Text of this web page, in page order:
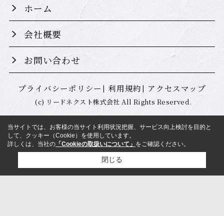
ホーム
会社概要
お問い合わせ
プライバシーポリシー 利用規約 アクセスマップ
(c) リードネクスト株式会社 All Rights Reserved.
当サイトでは、お客様の当サイト利用状況把握、サービス向上検討を目的と
して、クッキー（Cookie）を使用しています。
詳しくは、当社の 「Cookieの取扱いについて」 をご確認ください。
閉じる